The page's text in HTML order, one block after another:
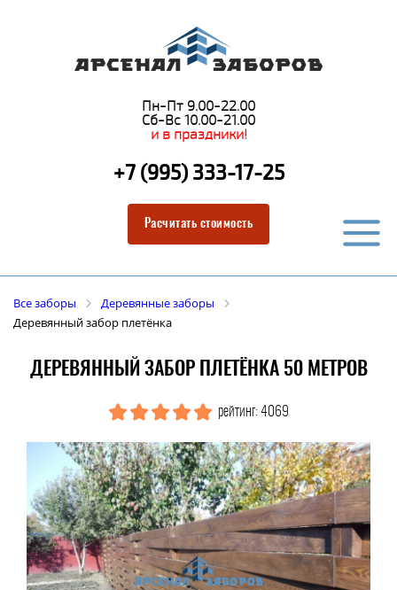
Пн-Пт 9.00-22.00
Сб-Вс 10.00-21.00
и в праздники!
+7 (995) 333-17-25
Расчитать стоимость
Все заборы
Деревянные заборы
Деревянный забор плетёнка
ДЕРЕВЯННЫЙ ЗАБОР ПЛЕТЁНКА 50 МЕТРОВ
рейтинг: 4069